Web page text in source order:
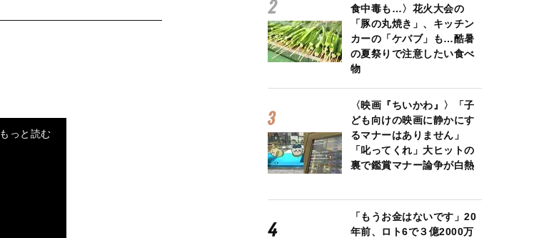
もっと読む
食中毒も…〉花火大会の
「豚の丸焼き」、キッチン
カーの「ケバブ」も…酷暑
の夏祭りで注意したい食べ
物
〈映画『ちいかわ』〉「子
ども向けの映画に静かにす
るマナーはありません」
「叱ってくれ」大ヒットの
裏で鑑賞マナー論争が白熱
「もうお金はないです」20
年前、ロト6で３億2000万